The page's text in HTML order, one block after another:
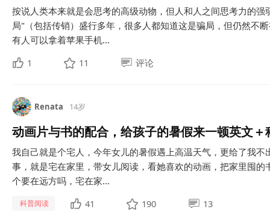
按说人类本来就是会思考的高级动物，但人和人之间思考力的
局"（包括传销）盛行多年，很多人都知道这是骗局，但仍然不
有人可以拿着苹果手机...
1
11 评论
Renata 14岁
动画片与书的配合，给孩子的暑假来一顿英文＋
我自己就是个宅人，今年女儿的暑假遇上高温天气，更给了我
事，就是宅在家里，带女儿阅读，看她喜欢的动画，把家里囤
个要在远方吗，宅在家...
科普阅读 41 190 13